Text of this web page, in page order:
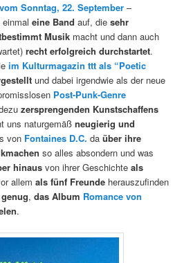
Sonntag, 22. September –
einmaleine Band auf, diesehr
Musik macht und dann auch
recht erfolgreich durchstartet.
im Kulturmagazin ttt als “Poetic
und dabei irgendwie als der neue
Post-Punk-Genre
zersprengenden Kunstschaffens
uns naturgemäßneugierig und
von Fontaines D.C. daüber ihre
so alles absondern und was
hinaus von ihrer Geschichteals
allemals fünf Freunde herauszufinden
,das Album Romance von
.